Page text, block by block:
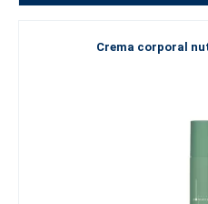
Crema corporal